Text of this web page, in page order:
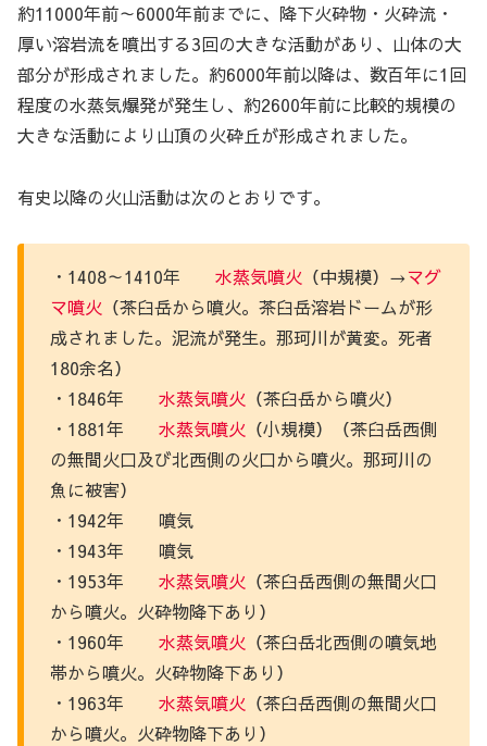
約11000年前～6000年前までに、降下火砕物・火砕流・
厚い溶岩流を噴出する3回の大きな活動があり、山体の大
部分が形成されました。約6000年前以降は、数百年に1回
程度の水蒸気爆発が発生し、約2600年前に比較的規模の
大きな活動により山頂の火砕丘が形成されました。
有史以降の火山活動は次のとおりです。
・1408～1410年 水蒸気噴火 （中規模）→マグ
マ噴火 （茶臼岳から噴火。茶臼岳溶岩ドームが形
成されました。泥流が発生。那珂川が黄変。死者
180余名）
・1846年 水蒸気噴火 （茶臼岳から噴火）
・1881年 水蒸気噴火 （小規模）（茶臼岳西側
の無間火口及び北西側の火口から噴火。那珂川の
魚に被害）
・1942年 噴気
・1943年 噴気
・1953年 水蒸気噴火 （茶臼岳西側の無間火口
から噴火。火砕物降下あり）
・1960年 水蒸気噴火 （茶臼岳北西側の噴気地
帯から噴火。火砕物降下あり）
・1963年 水蒸気噴火 （茶臼岳西側の無間火口
から噴火。火砕物降下あり）